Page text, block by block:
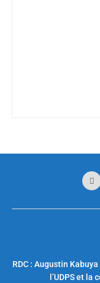
RDC : Augustin
l’UDPS et